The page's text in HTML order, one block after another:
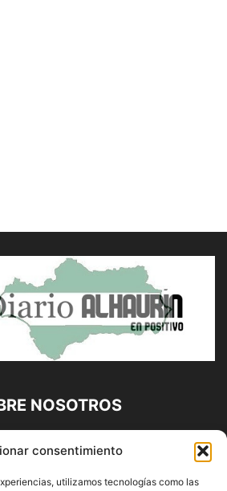
consentimiento
utilizamos tecnologías como las
NOSOTROS
Propiedad de
López | 639 95 71 95 | Noticias de
Torre, Málaga y Provincia|